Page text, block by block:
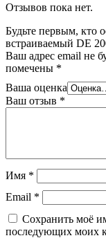
Отзывов пока нет.
Будьте первым, кто
встраиваемый DE
Ваш адрес email не
помечены *
Ваша оценка
Ваш отзыв *
Имя *
Email *
Сохранить моё
последующих моих